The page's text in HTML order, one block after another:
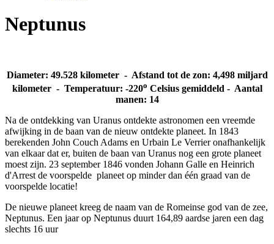
Neptunus
Diameter: 49.528 kilometer - Afstand tot de zon: 4,498 miljard
kilometer - Temperatuur: -220o Celsius gemiddeld - Aantal
manen: 14
Na de ontdekking van Uranus ontdekte astronomen een vreemde
afwijking in de baan van de nieuw ontdekte planeet. In 1843
berekenden John Couch Adams en Urbain Le Verrier onafhankelijk
van elkaar dat er, buiten de baan van Uranus nog een grote planeet
moest zijn. 23 september 1846 vonden Johann Galle en Heinrich
d'Arrest de voorspelde planeet op minder dan één graad van de
voorspelde locatie!
De nieuwe planeet kreeg de naam van de Romeinse god van de zee,
Neptunus. Een jaar op Neptunus duurt 164,89 aardse jaren een dag
slechts 16 uur